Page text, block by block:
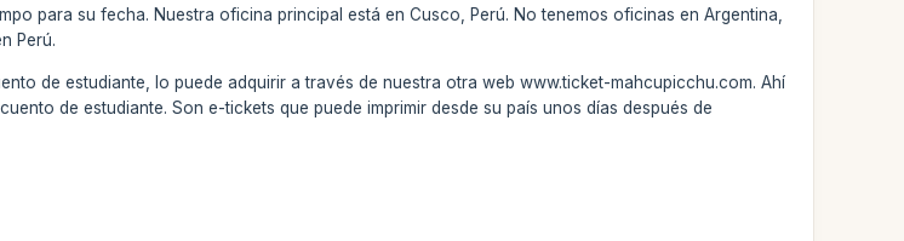
para su fecha. Nuestra oficina principal está en Cusco, Perú. No tenemos oficinas en Argentina,
Perú.
de estudiante, lo puede adquirir a través de nuestra otra web www.ticket-mahcupicchu.com. Ahí
de estudiante. Son e-tickets que puede imprimir desde su país unos días después de